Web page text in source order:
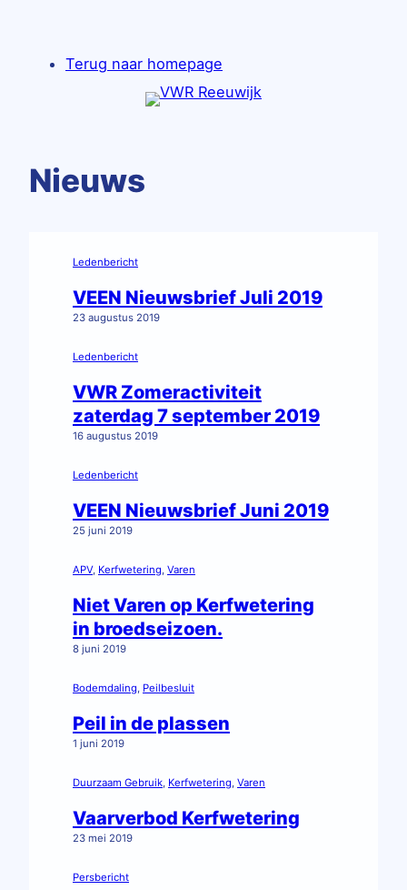
Terug naar homepage
Nieuws
Ledenbericht
VEEN Nieuwsbrief Juli 2019
23 augustus 2019
Ledenbericht
VWR Zomeractiviteit
zaterdag 7 september 2019
16 augustus 2019
Ledenbericht
VEEN Nieuwsbrief Juni 2019
25 juni 2019
APV, Kerfwetering Varen
Niet Varen op Kerfwetering
in broedseizoen.
8 juni 2019
Bodemdaling Peilbesluit
Peil in de plassen
1 juni 2019
Duurzaam Gebruik Kerfwetering Varen
Vaarverbod Kerfwetering
23 mei 2019
Persbericht